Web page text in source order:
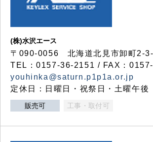
(株)水沢エース
〒090-0056 北海道北見市卸町2-
TEL：0157-36-2151 / FAX：
youhinka@saturn.p1p1a.or.jp
定休日：日曜日・祝祭日・土曜午後
販売可 工事・取付可